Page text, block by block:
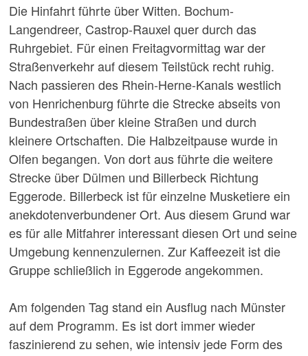
Die Hinfahrt führte über Witten. Bochum-
Langendreer, Castrop-Rauxel quer durch das
Ruhrgebiet. Für einen Freitagvormittag war der
Straßenverkehr auf diesem Teilstück recht ruhig.
Nach passieren des Rhein-Herne-Kanals westlich
von Henrichenburg führte die Strecke abseits von
Bundestraßen über kleine Straßen und durch
kleinere Ortschaften. Die Halbzeitpause wurde in
Olfen begangen. Von dort aus führte die weitere
Strecke über Dülmen und Billerbeck Richtung
Eggerode. Billerbeck ist für einzelne Musketiere ein
anekdotenverbundener Ort. Aus diesem Grund war
es für alle Mitfahrer interessant diesen Ort und seine
Umgebung kennenzulernen. Zur Kaffeezeit ist die
Gruppe schließlich in Eggerode angekommen.
Am folgenden Tag stand ein Ausflug nach Münster
auf dem Programm. Es ist dort immer wieder
faszinierend zu sehen, wie intensiv jede Form des